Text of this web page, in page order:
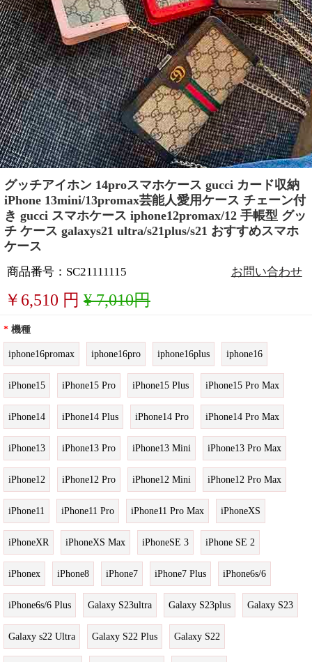
グッチアイホン 14proスマホケース gucci カード収納
iPhone 13mini/13promax芸能人愛用ケース チェーン付
き gucci スマホケース iphone12promax/12 手帳型 グッ
チ ケース galaxys21 ultra/s21plus/s21 おすすめスマホ
ケース
商品番号：SC21111115 お問い合わせ
￥ 6,510 円 ¥ 7,010円
* 機種
iphone16promax iphone16pro iphone16plus iphone16
iPhone15 iPhone15 Pro iPhone15 Plus iPhone15 Pro Max
iPhone14 iPhone14 Plus iPhone14 Pro iPhone14 Pro Max
iPhone13 iPhone13 Pro iPhone13 Mini iPhone13 Pro Max
iPhone12 iPhone12 Pro iPhone12 Mini iPhone12 Pro Max
iPhone11 iPhone11 Pro iPhone11 Pro Max iPhoneXS
iPhoneXR iPhoneXS Max iPhoneSE 3 iPhone SE 2
iPhonex iPhone8 iPhone7 iPhone7 Plus iPhone6s/6
iPhone6s/6 Plus Galaxy S23ultra Galaxy S23plus Galaxy S23
Galaxy s22 Ultra Galaxy S22 Plus Galaxy S22